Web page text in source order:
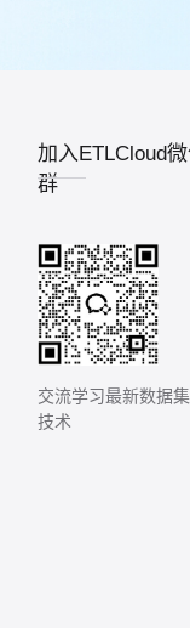
加入ETLCloud
群
交流学习最新数据
技术